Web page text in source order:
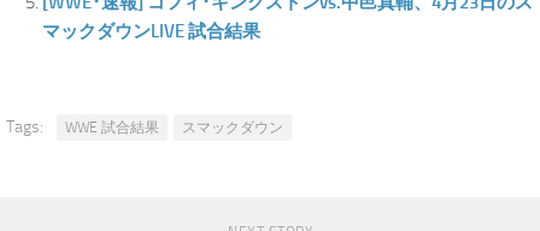
マックダウンLIVE 試合結果
Tags: WWE 試合結果 スマックダウン